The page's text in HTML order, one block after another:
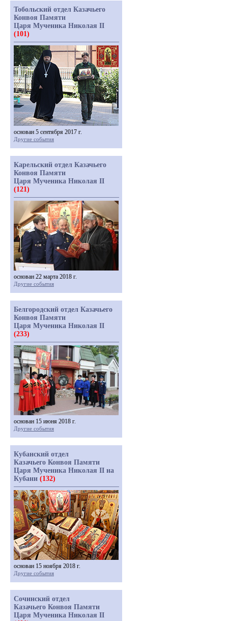
Тобольский отдел Казачьего
Конвоя Памяти
Царя Мученика Николая II
(101)
основан 5 сентября 2017 г.
Другие события
Карельский отдел Казачьего
Конвоя Памяти
Царя Мученика Николая II
(121)
основан 22 марта 2018 г.
Другие события
Белгородский отдел Казачьего
Конвоя Памяти
Царя Мученика Николая II
(233)
основан 15 июня 2018 г.
Другие события
Кубанский отдел
Казачьего Конвоя Памяти
Царя Мученика Николая II на
Кубани (132)
основан 15 ноября 2018 г.
Другие события
Сочинский отдел
Казачьего Конвоя Памяти
Царя Мученика Николая II